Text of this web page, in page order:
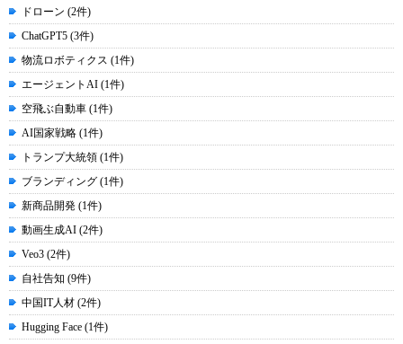
ドローン (2件)
ChatGPT5 (3件)
物流ロボティクス (1件)
エージェントAI (1件)
空飛ぶ自動車 (1件)
AI国家戦略 (1件)
トランプ大統領 (1件)
ブランディング (1件)
新商品開発 (1件)
動画生成AI (2件)
Veo3 (2件)
自社告知 (9件)
中国IT人材 (2件)
Hugging Face (1件)